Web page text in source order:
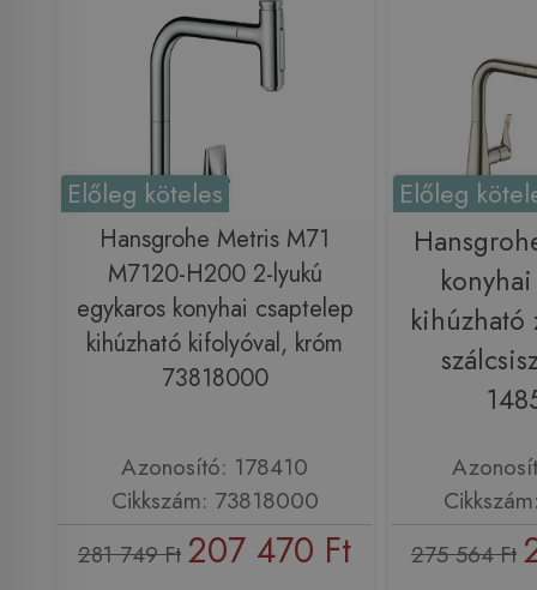
Előleg köteles
Hansgrohe Metris M71
M7120-H200 2-lyukú
egykaros konyhai csaptelep
kihúzható kifolyóval, króm
73818000
Azonosító: 178410
Cikkszám: 73818000
281 749 Ft 207 470 Ft
Előleg
kihúzható
275 564 Ft